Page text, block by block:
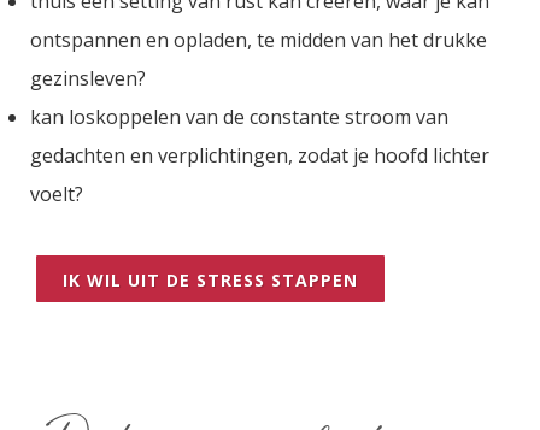
ontspannen en opladen, te midden van het drukke
gezinsleven?
kan loskoppelen van de constante stroom van
gedachten en verplichtingen, zodat je hoofd lichter
voelt?
IK WIL UIT DE STRESS STAPPEN